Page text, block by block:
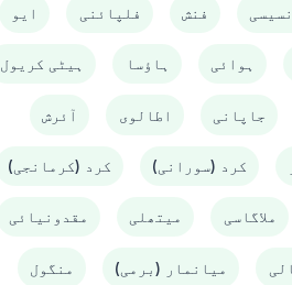
ایو فلپائنی فنش
ہیٹی کریول ہاؤسا ہوائی
آئرش اطالوی جاپانی
کرد (کرمانجی) کرد (سورانی)
مقدونیائی میتھلی ملاگاسی
منگول میانمار (برمی)